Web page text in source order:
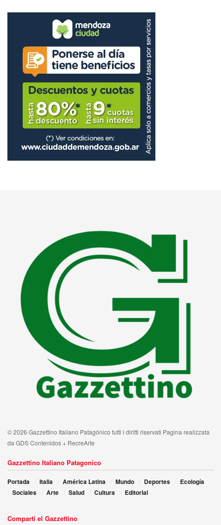
© 2026 Gazzettino Italiano Patagónico tutti i diritti riservati Pagina realizzata
da GDS Contenidos + RecreArte
Gazzettino Italiano Patagonico
Portada Italia América Latina Mundo Deportes
Ecología
Sociales
Arte Salud Cultura Editorial
Compartí el Gazzettino